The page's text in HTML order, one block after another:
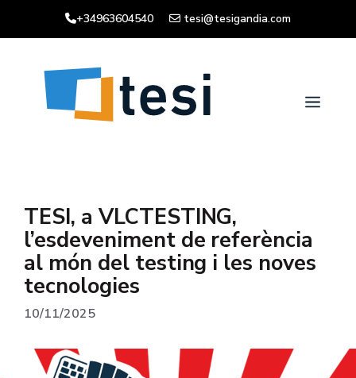
+34963604540 tesi@tesigandia.com
Menú
TESI, a VLCTESTING,
l’esdeveniment de referència
al món del testing i les noves
tecnologies
10/11/2025